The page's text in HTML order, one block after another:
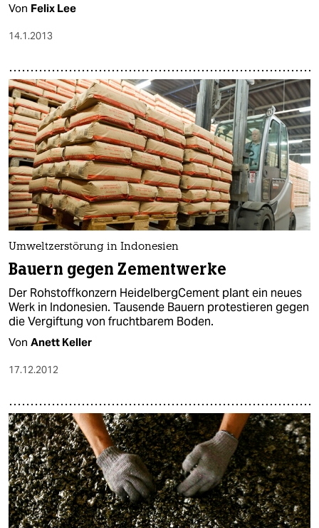
Von Felix Lee
14.1.2013
Umweltzerstörung in Indonesien
Bauern gegen Zementwerke
Der Rohstoffkonzern HeidelbergCement plant ein neues
Werk in Indonesien. Tausende Bauern protestieren gegen
die Vergiftung von fruchtbarem Boden.
Von Anett Keller
17.12.2012